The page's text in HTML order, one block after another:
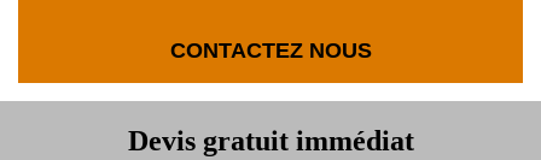
CONTACTEZ NOUS
Devis gratuit immédiat